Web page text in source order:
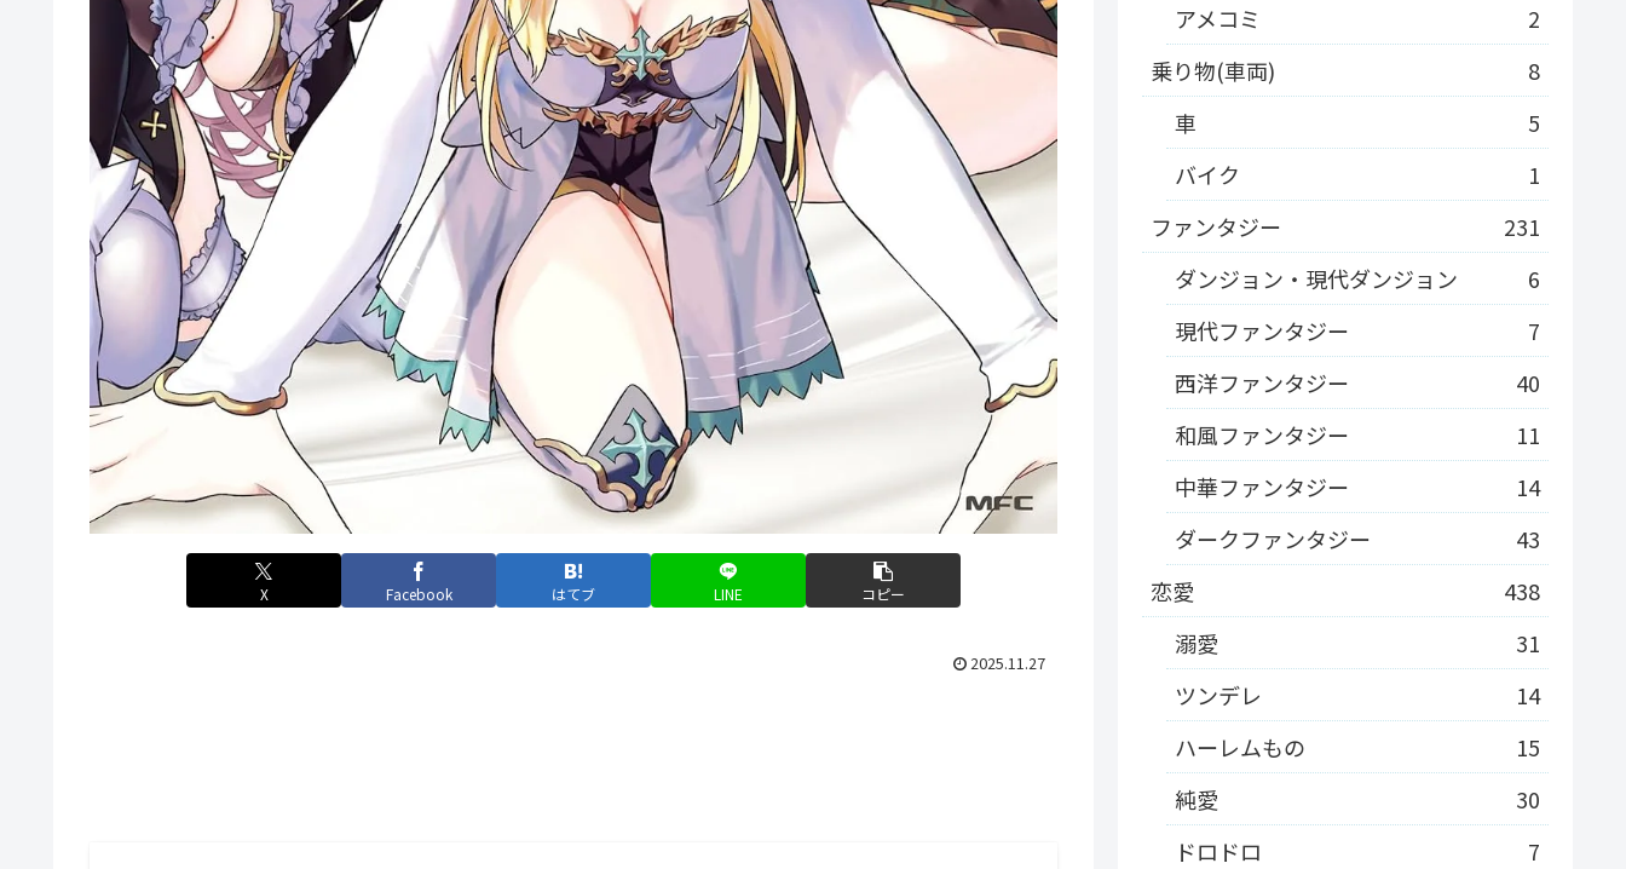
X Facebook はてブ LINE コピー
2025.11.27
アメコミ
2
乗り物(車両)
8
車
5
バイク
1
ファンタジー
231
ダンジョン・現代ダンジョン
6
現代ファンタジー
7
西洋ファンタジー
40
和風ファンタジー
11
中華ファンタジー
14
ダークファンタジー
43
恋愛
438
溺愛
31
ツンデレ
14
ハーレムもの
15
純愛
30
ドロドロ
7